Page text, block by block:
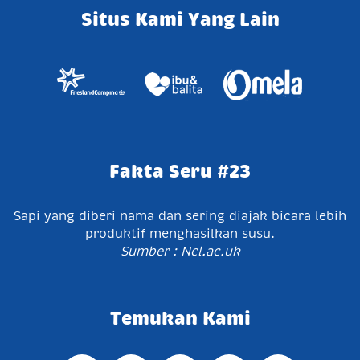
Situs Kami Yang Lain
Fakta Seru #23
Sapi yang diberi nama dan sering diajak bicara lebih
produktif menghasilkan susu.
Sumber : Ncl.ac.uk
Temukan Kami